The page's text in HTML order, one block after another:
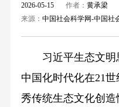
2026-05-15 作者： 黄承梁
来源： 中国社会科学网-中国社
习近平生态文明
中国化时代化在21
秀传统生态文化创